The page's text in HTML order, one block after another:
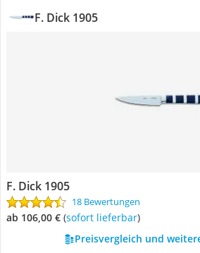
F. Dick 1905
F. Dick 1905
18 Bewertungen
ab 106,00 € ( Sofort lieferbar)
Preisvergleich und